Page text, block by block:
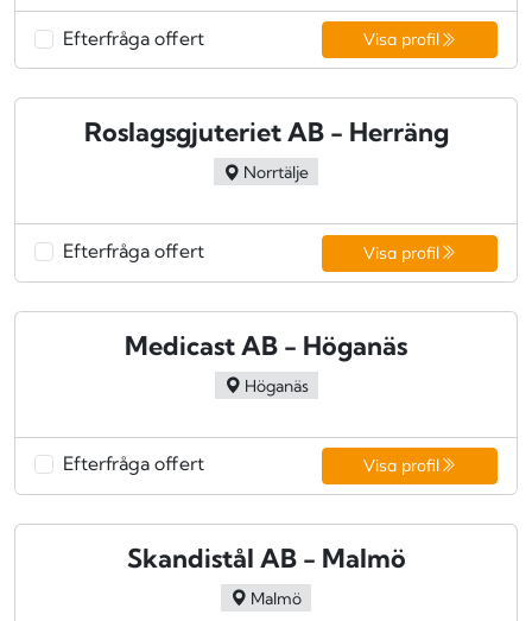
Efterfråga offert Visa profil
Roslagsgjuteriet AB - Herräng
Norrtälje
Efterfråga offert Visa profil
Medicast AB - Höganäs
Höganäs
Efterfråga offert Visa profil
Skandistål AB - Malmö
Malmö